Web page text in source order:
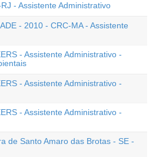
- Assistente Administrativo
- 2010 - CRC-MA - Assistente
- Assistente Administrativo -
- Assistente Administrativo -
- Assistente Administrativo -
de Santo Amaro das Brotas - SE -